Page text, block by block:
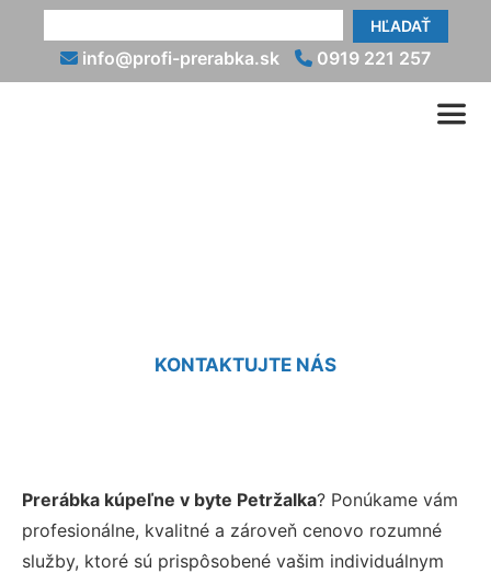
HĽADAŤ
info@profi-prerabka.sk 0919 221 257
KONTAKTUJTE NÁS
Prerábka kúpeľne v byte Petržalka? Ponúkame vám
profesionálne, kvalitné a zároveň cenovo rozumné
služby, ktoré sú prispôsobené vašim individuálnym